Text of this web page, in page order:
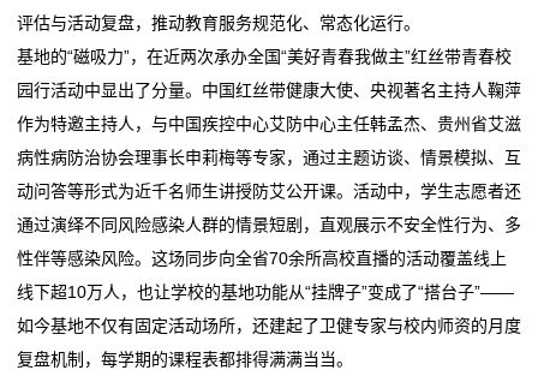
评估与活动复盘，推动教育服务规范化、常态化运行。
基地的“磁吸力”，在近两次承办全国“美好青春我做主”红丝带青春校
园行活动中显出了分量。中国红丝带健康大使、央视著名主持人鞠萍
作为特邀主持人，与中国疾控中心艾防中心主任韩孟杰、贵州省艾滋
病性病防治协会理事长申莉梅等专家，通过主题访谈、情景模拟、互
动问答等形式为近千名师生讲授防艾公开课。活动中，学生志愿者还
通过演绎不同风险感染人群的情景短剧，直观展示不安全性行为、多
性伴等感染风险。这场同步向全省70余所高校直播的活动覆盖线上
线下超10万人，也让学校的基地功能从“挂牌子”变成了“搭台子”——
如今基地不仅有固定活动场所，还建起了卫健专家与校内师资的月度
复盘机制，每学期的课程表都排得满满当当。